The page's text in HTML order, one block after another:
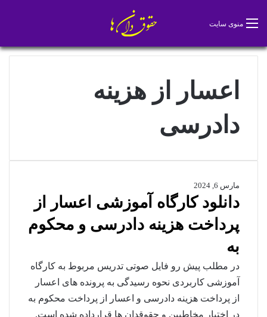
منوی سایت
اعسار از هزینه
دادرسی
مارس 6, 2024
دانلود کارگاه آموزشی اعسار از
پرداخت هزینه دادرسی و محکوم
به
در مطلب پیش رو فایل صوتی تدریس مربوط به کارگاه
آموزشی کاربردی نحوه رسیدگی به پرونده های اعسار
از پرداخت هزینه دادرسی و اعسار از پرداخت محکوم به
در اختیار مخاطبین و حقوقدان ها قرارداده شده است.